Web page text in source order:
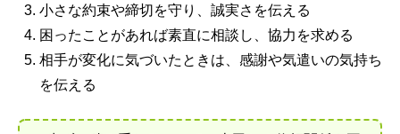
小さな約束や締切を守り、誠実さを伝える
困ったことがあれば素直に相談し、協力を求める
相手が変化に気づいたときは、感謝や気遣いの気持ち
を伝える